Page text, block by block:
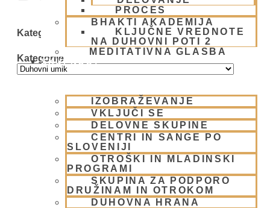
PROCES
BHAKTI AKADEMIJA
KLJUČNE VREDNOTE
NA DUHOVNI POTI 2
MEDITATIVNA GLASBA
SKUPNOST
IZOBRAŽEVANJE
VKLJUČI SE
DELOVNE SKUPINE
CENTRI IN SANGE PO
SLOVENIJI
OTROŠKI IN MLADINSKI
PROGRAMI
SKUPINA ZA PODPORO
DRUŽINAM IN OTROKOM
DUHOVNA HRANA
Kategorije
Kategorije